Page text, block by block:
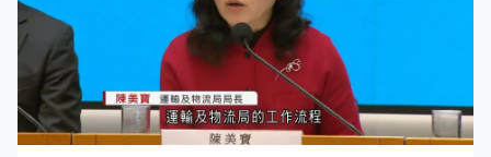
空間調整？市民反映巴士安全帶的設計，現時是三點式設
計，保障當然較全面，但舒適度、使用程度未必較好，可
否探討不同安全帶的設計，例如有人提過兩點式的安全
帶。」 她再次被問到會否就事件致歉，陳美寶：「我作為
局長，局內的工作，我一定有個責任，而未來我最重要的
責任，就是帶領團隊重新檢視有關安全帶佩戴的工作。團